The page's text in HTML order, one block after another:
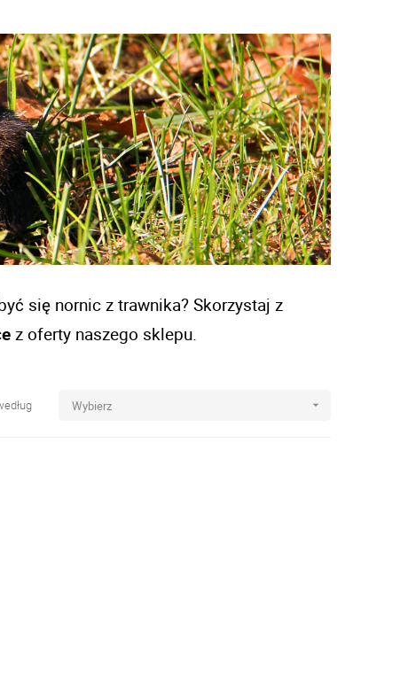
się nornic z trawnika? Skorzystaj z
z oferty naszego sklepu.
Wybierz 